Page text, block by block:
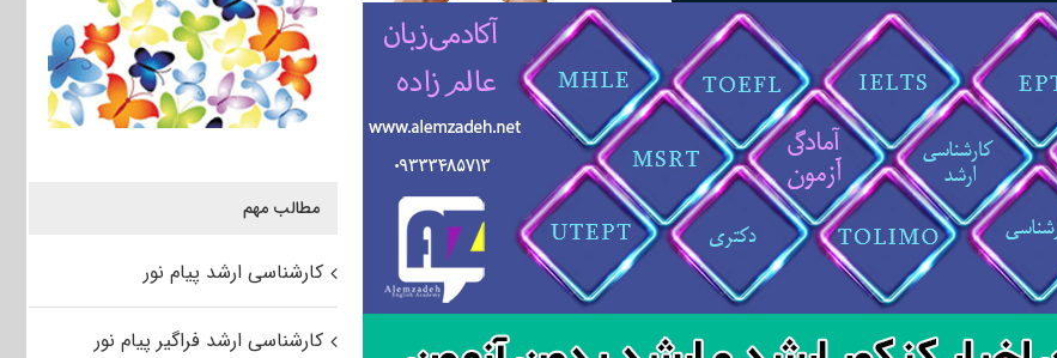
مطالب مهم
کارشناسی ارشد پیام نور
کارشناسی ارشد فراگیر پیام نور